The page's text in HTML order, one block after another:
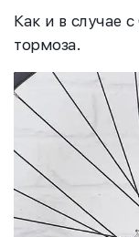
Как и в случае
тормоза.